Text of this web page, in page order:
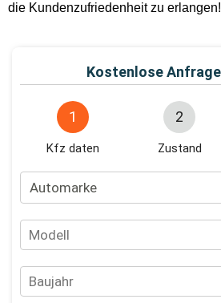
die Kundenzufriedenheit zu erlangen!